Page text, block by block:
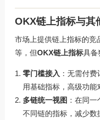
OKX链上指标与其
市场上提供链上指标的竞
等，但OKX链上指标具备
零门槛接入 ：无需付
用基础指标，高级功能
多链统一视图 ：在同
不同链的指标，减少数